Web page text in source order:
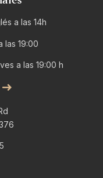
a las 14h
las 19:00
a las 19:00 h